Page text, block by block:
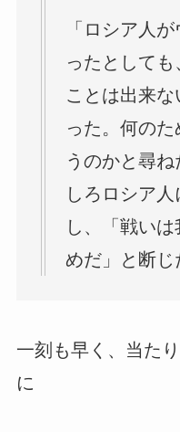
「ロシア人
ったとして
ことは出来
った。何の
うのかと尋
しろロシア
し、「戦い
めだ」と断じ
一刻も早く、当た
に